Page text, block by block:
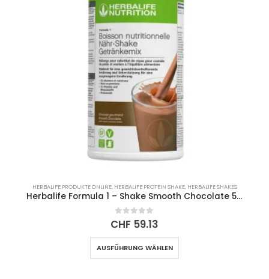
HERBALIFE PRODUKTE ONLINE, HERBALIFE PROTEIN SHAKE, HERBALIFE SHAKES
Herbalife Formula 1 – Shake Smooth Chocolate 550g
0out of 5
CHF 59.13
AUSFÜHRUNG WÄHLEN